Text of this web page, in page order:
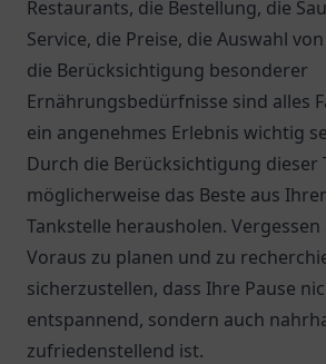
Restaurants, die Bestellung, die
Service, die Preise, die Auswahl
die Berücksichtigung besonderer
Ernährungsbedürfnisse sind alles
ein angenehmes Erlebnis wichtig
Durch die Berücksichtigung dieser
möglicherweise das Beste aus
Tankstelle herausholen. Vergessen
Voraus zu planen und zu
sicherzustellen, dass Ihre Pause
entspannend, sondern auch
zufriedenstellend ist.